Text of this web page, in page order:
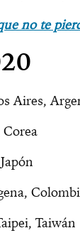
no te
Aires,
Taiwán